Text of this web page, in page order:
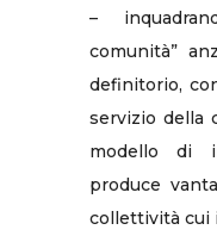
–
comunità”
definitorio,
servizio della
modello di
produce
collettività cui